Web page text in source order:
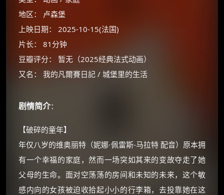
地区： 卢森堡
上映日期： 2025-10-15(法国)
片长： 81分钟
豆瓣评分： 暂无（2025经典法式动画）
又名： 我的凡爾賽日記 / 城堡里的生活
剧情简介：
【破碎的童年】
年仅八岁的维奥丽特（妮娜·佩雷斯-马拉特 配音）原本拥
有一个幸福的家庭，然而一场突如其来的变故夺走了她
父母的生命。面对空荡荡的房间和未知的未来，这个敏
感内向的女孩被迫收拾起小小的行李箱，去投靠她在这
🧧 福利领取站
☕
朋友们辛苦了 💦